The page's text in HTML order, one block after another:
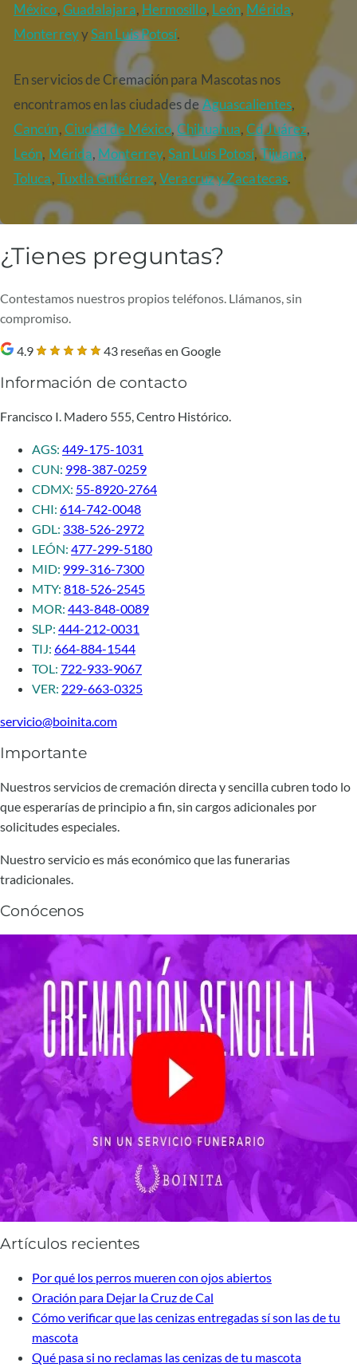
México,Guadalajara, Hermosillo, León, Mérida,
MonterreyySan Luis Potosí.
En servicios de Cremación para Mascotas nos
encontramos en las ciudades deAguascalientes,
Cancún,Ciudad de México,Chihuahua,Cd Juárez,
León, Mérida, Monterrey,San Luis Potosí,Tijuana,
Toluca,Tuxtla Gutiérrez,Veracruzy Zacatecas.
¿Tienes preguntas?
Contestamos nuestros propios teléfonos. Llámanos, sin
compromiso.
4.9 43 reseñas en Google
Información de contacto
Francisco I. Madero 555, Centro Histórico.
AGS: 449-175-1031
CUN: 998-387-0259
CDMX: 55-8920-2764
CHI: 614-742-0048
GDL: 338-526-2972
LEÓN: 477-299-5180
MID: 999-316-7300
MTY: 818-526-2545
MOR: 443-848-0089
SLP: 444-212-0031
TIJ: 664-884-1544
TOL: 722-933-9067
VER: 229-663-0325
servicio@boinita.com
Importante
Nuestros servicios de cremación directa y sencilla cubren todo lo
que esperarías de principio a fin, sin cargos adicionales por
solicitudes especiales.
Nuestro servicio es más económico que las funerarias
tradicionales.
Conócenos
Artículos recientes
Por qué los perros mueren con ojos abiertos
Oración para Dejar la Cruz de Cal
Cómo verificar que las cenizas entregadas sí son las de tu
mascota
Qué pasa si no reclamas las cenizas de tu mascota